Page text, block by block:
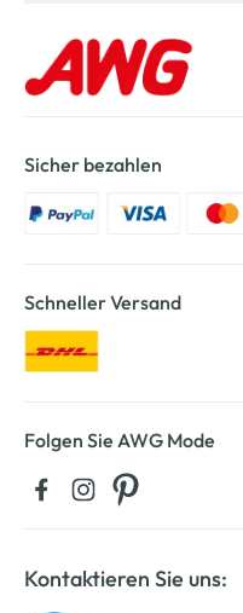
Sicher bezahlen
Schneller Versand
Folgen Sie AWG Mode
Kontaktieren Sie uns: